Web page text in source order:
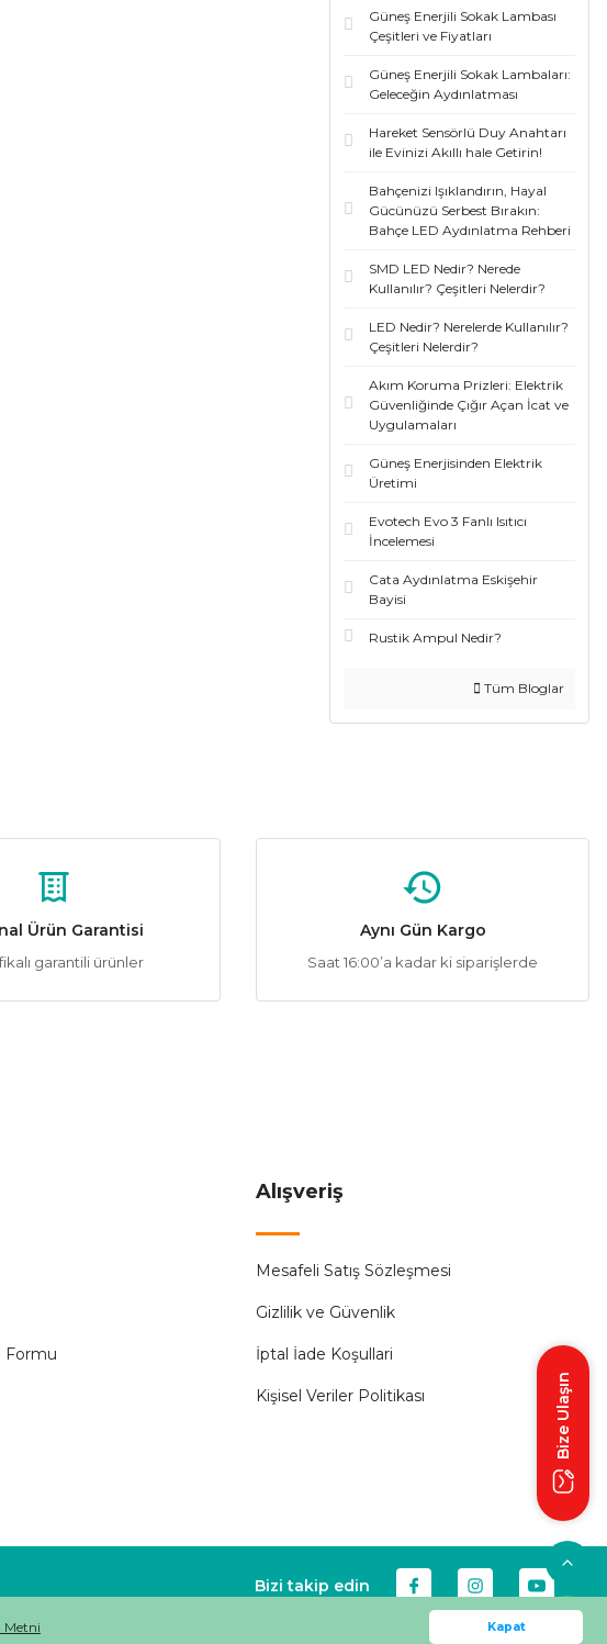
Metni Kapat
Güneş Enerjili Sokak Lambası
Çeşitleri ve Fiyatları
Güneş Enerjili Sokak Lambaları:
Geleceğin Aydınlatması
Hareket Sensörlü Duy Anahtarı
ile Evinizi Akıllı hale Getirin!
Bahçenizi Işıklandırın, Hayal
Gücünüzü Serbest Bırakın:
Bahçe LED Aydınlatma Rehberi
SMD LED Nedir? Nerede
Kullanılır? Çeşitleri Nelerdir?
LED Nedir? Nerelerde Kullanılır?
Çeşitleri Nelerdir?
Akım Koruma Prizleri: Elektrik
Güvenliğinde Çığır Açan İcat ve
Uygulamaları
Güneş Enerjisinden Elektrik
Üretimi
Evotech Evo 3 Fanlı Isıtıcı
İncelemesi
Cata Aydınlatma Eskişehir
Bayisi
Rustik Ampul Nedir?
Tüm Bloglar
Ürün Garantisi
garantili ürünler
Aynı Gün Kargo
Saat 16:00’a kadar ki siparişlerde
Formu
Alışveriş
Mesafeli Satış Sözleşmesi
Gizlilik ve Güvenlik
İptal İade Koşullari
Kişisel Veriler Politikası
Bizi takip edin
Bize Ulaşın